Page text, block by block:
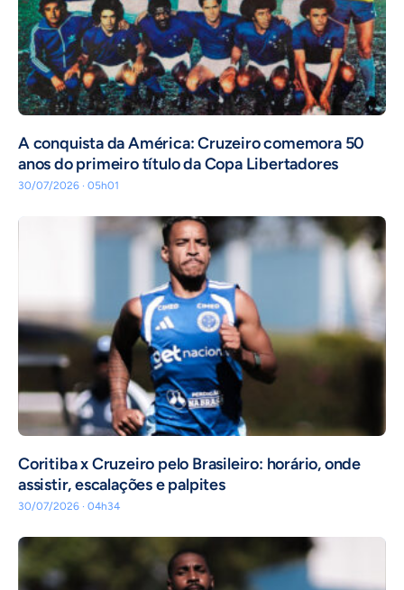
A conquista da América: Cruzeiro comemora 50
anos do primeiro título da Copa Libertadores
30/07/2026 · 05h01
Coritiba x Cruzeiro pelo Brasileiro: horário, onde
assistir, escalações e palpites
30/07/2026 · 04h34